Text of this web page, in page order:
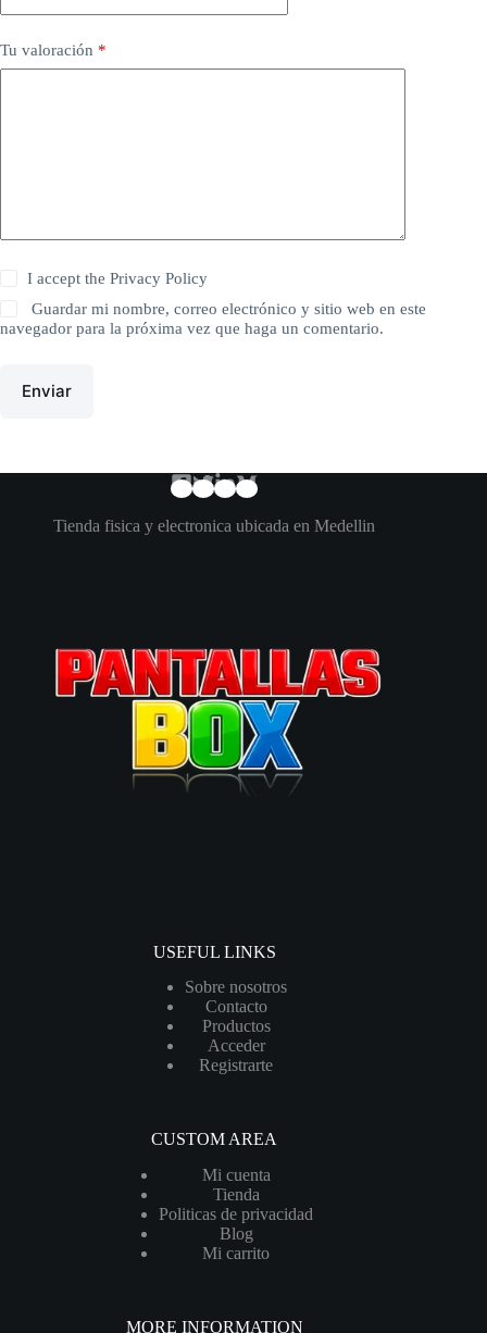
Tu valoración *
I accept thePrivacy Policy
Guardar mi nombre, correo electrónico y sitio web en este
navegador para la próxima vez que haga un comentario.
Enviar
Tienda fisica y electronica ubicada en Medellin
USEFUL LINKS
Sobre nosotros
Contacto
Productos
Acceder
Registrarte
CUSTOM AREA
Mi cuenta
Tienda
Politicas de privacidad
Blog
Mi carrito
MORE INFORMATION